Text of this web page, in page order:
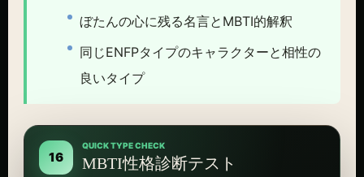
ぼたんの心に残る名言とMBTI的解釈
同じENFPタイプのキャラクターと相性の
良いタイプ
16
QUICK TYPE CHECK
MBTI性格診断テスト